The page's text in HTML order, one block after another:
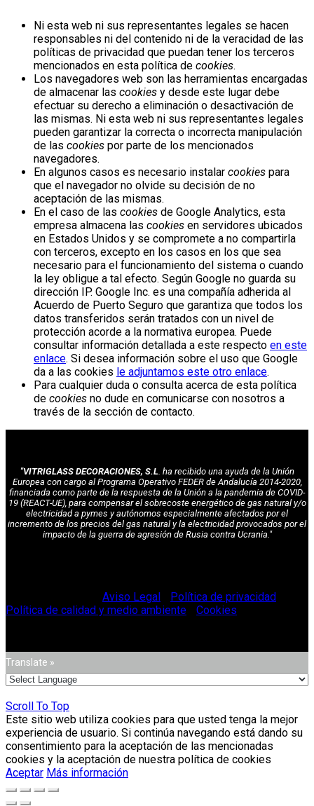
Ni esta web ni sus representantes legales se hacen
responsables ni del contenido ni de la veracidad de las
políticas de privacidad que puedan tener los terceros
mencionados en esta política de cookies.
Los navegadores web son las herramientas encargadas
de almacenar las cookies y desde este lugar debe
efectuar su derecho a eliminación o desactivación de
las mismas. Ni esta web ni sus representantes legales
pueden garantizar la correcta o incorrecta manipulación
de las cookies por parte de los mencionados
navegadores.
En algunos casos es necesario instalar cookies para
que el navegador no olvide su decisión de no
aceptación de las mismas.
En el caso de las cookies de Google Analytics, esta
empresa almacena las cookies en servidores ubicados
en Estados Unidos y se compromete a no compartirla
con terceros, excepto en los casos en los que sea
necesario para el funcionamiento del sistema o cuando
la ley obligue a tal efecto. Según Google no guarda su
dirección IP. Google Inc. es una compañía adherida al
Acuerdo de Puerto Seguro que garantiza que todos los
datos transferidos serán tratados con un nivel de
protección acorde a la normativa europea. Puede
consultar información detallada a este respecto en este
enlace. Si desea información sobre el uso que Google
da a las cookies le adjuntamos este otro enlace.
Para cualquier duda o consulta acerca de esta política
de cookies no dude en comunicarse con nosotros a
través de la sección de contacto.
"VITRIGLASS DECORACIONES, S.L. ha recibido una ayuda de la Unión
Europea con cargo al Programa Operativo FEDER de Andalucía 2014-2020,
financiada como parte de la respuesta de la Unión a la pandemia de COVID-
19 (REACT-UE), para compensar el sobrecoste energético de gas natural y/o
electricidad a pymes y autónomos especialmente afectados por el
incremento de los precios del gas natural y la electricidad provocados por el
impacto de la guerra de agresión de Rusia contra Ucrania."
Aviso Legal Política de privacidad
Política de calidad y medio ambiente
Cookies
Translate »
Scroll To Top
Este sitio web utiliza cookies para que usted tenga la mejor
experiencia de usuario. Si continúa navegando está dando su
consentimiento para la aceptación de las mencionadas
cookies y la aceptación de nuestra política de cookies
Aceptar Más información